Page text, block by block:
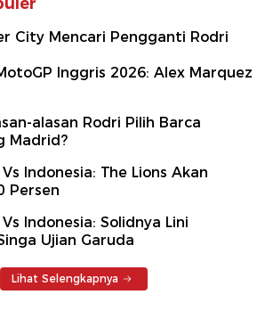
City Mencari Pengganti Rodri
Inggris 2026: Alex Marquez
alasan Rodri Pilih Barca
Madrid?
Indonesia: The Lions Akan
Persen
Indonesia: Solidnya Lini
Ujian Garuda
Lihat Selengkapnya